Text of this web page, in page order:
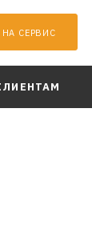
СЕРВИС